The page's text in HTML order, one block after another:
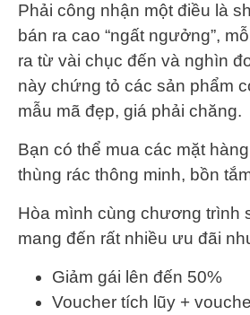
Phải công nhận một điều là
bán ra cao “ngất ngưởng”,
ra từ vài chục đến và nghìn
này chứng tỏ các sản phẩm
mẫu mã đẹp, giá phải chăng.
Bạn có thể mua các mặt
thùng rác thông minh, bồn
Hòa mình cùng chương trình
mang đến rất nhiều ưu đãi
Giảm gái lên đến 50%
Voucher tích lũy +